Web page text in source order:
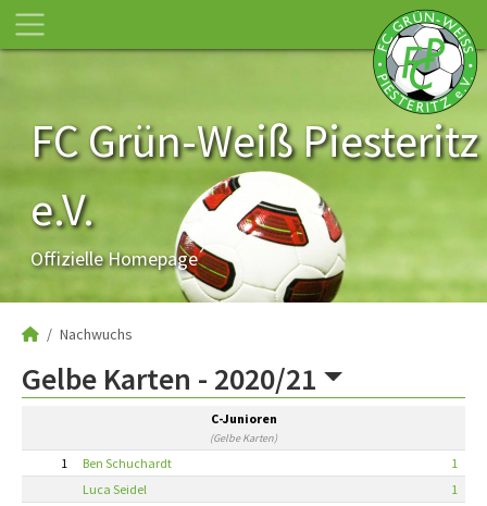
FC Grün-Weiß Piesteritz
e.V.
Offizielle Homepage
Nachwuchs
Gelbe Karten - 2020/21
C-Junioren
(Gelbe Karten)
1 Ben Schuchardt
1
Luca Seidel
1